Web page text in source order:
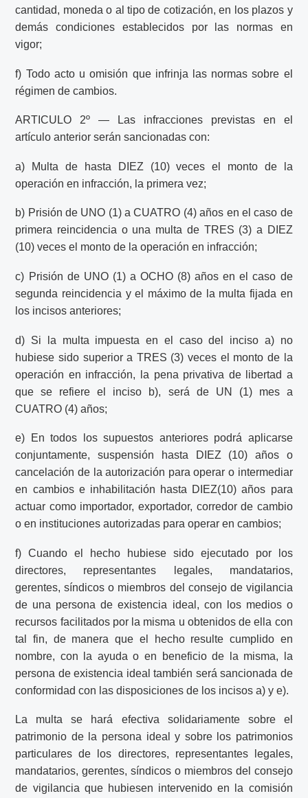
cantidad, moneda o al tipo de cotización, en los plazos y
demás condiciones establecidos por las normas en
vigor;
f) Todo acto u omisión que infrinja las normas sobre el
régimen de cambios.
ARTICULO 2º — Las infracciones previstas en el
artículo anterior serán sancionadas con:
a) Multa de hasta DIEZ (10) veces el monto de la
operación en infracción, la primera vez;
b) Prisión de UNO (1) a CUATRO (4) años en el caso de
primera reincidencia o una multa de TRES (3) a DIEZ
(10) veces el monto de la operación en infracción;
c) Prisión de UNO (1) a OCHO (8) años en el caso de
segunda reincidencia y el máximo de la multa fijada en
los incisos anteriores;
d) Si la multa impuesta en el caso del inciso a) no
hubiese sido superior a TRES (3) veces el monto de la
operación en infracción, la pena privativa de libertad a
que se refiere el inciso b), será de UN (1) mes a
CUATRO (4) años;
e) En todos los supuestos anteriores podrá aplicarse
conjuntamente, suspensión hasta DIEZ (10) años o
cancelación de la autorización para operar o intermediar
en cambios e inhabilitación hasta DIEZ(10) años para
actuar como importador, exportador, corredor de cambio
o en instituciones autorizadas para operar en cambios;
f) Cuando el hecho hubiese sido ejecutado por los
directores, representantes legales, mandatarios,
gerentes, síndicos o miembros del consejo de vigilancia
de una persona de existencia ideal, con los medios o
recursos facilitados por la misma u obtenidos de ella con
tal fin, de manera que el hecho resulte cumplido en
nombre, con la ayuda o en beneficio de la misma, la
persona de existencia ideal también será sancionada de
conformidad con las disposiciones de los incisos a) y e).
La multa se hará efectiva solidariamente sobre el
patrimonio de la persona ideal y sobre los patrimonios
particulares de los directores, representantes legales,
mandatarios, gerentes, síndicos o miembros del consejo
de vigilancia que hubiesen intervenido en la comisión